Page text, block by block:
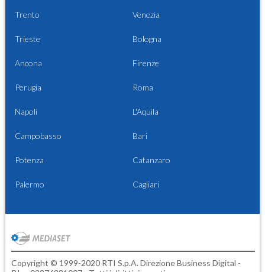
Trento Venezia
Trieste Bologna
Ancona Firenze
Perugia Roma
Napoli L'Aquila
Campobasso Bari
Potenza Catanzaro
Palermo Cagliari
Copyright © 1999-2020 RTI S.p.A. Direzione Business Digital -